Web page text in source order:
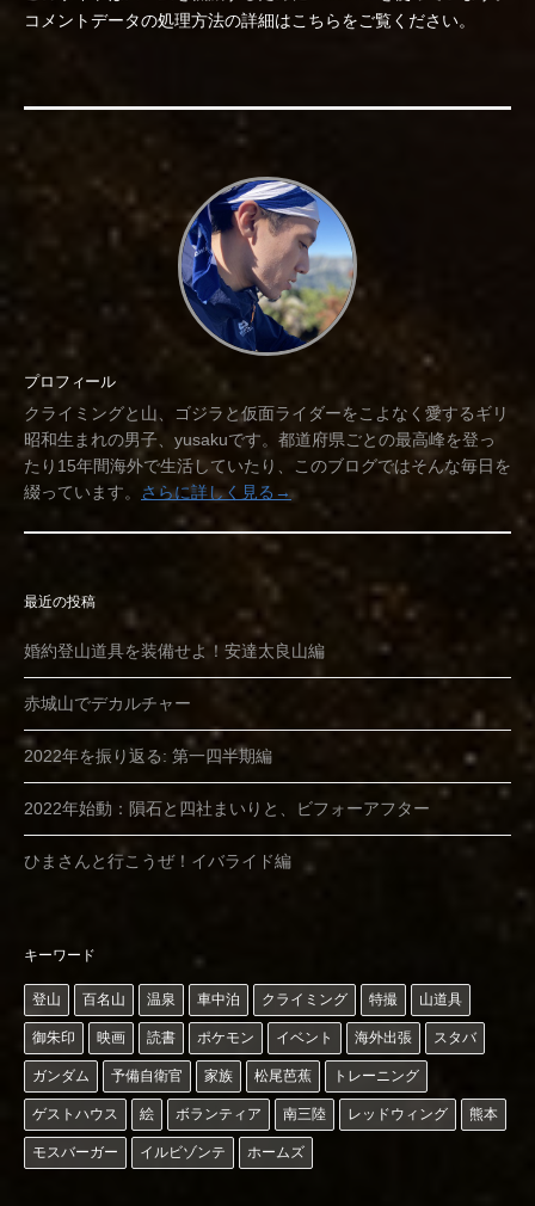
コメントデータの処理方法の詳細はこちらをご覧ください。
プロフィール
クライミングと山、ゴジラと仮面ライダーをこよなく愛するギリ
昭和生まれの男子、yusakuです。都道府県ごとの最高峰を登っ
たり15年間海外で生活していたり、このブログではそんな毎日を
綴っています。
さらに詳しく見る→
最近の投稿
婚約登山道具を装備せよ！安達太良山編
赤城山でデカルチャー
2022年を振り返る: 第一四半期編
2022年始動：隕石と四社まいりと、ビフォーアフター
ひまさんと行こうぜ！イバライド編
キーワード
登山 百名山 温泉 車中泊 クライミング 特撮 山道具
御朱印 映画 読書 ポケモン イベント 海外出張 スタバ
ガンダム 予備自衛官 家族 松尾芭蕉 トレーニング
ゲストハウス 絵 ボランティア 南三陸 レッドウィング 熊本
モスバーガー イルビゾンテ ホームズ